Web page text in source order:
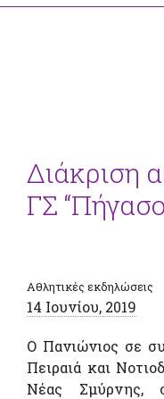
Διάκριση
ΓΣ
Αθλητικές εκδηλώσεις
14 Ιουνίου, 2019
Ο Πανιώνιος σε
Πειραιά και
Νέας Σμύρνης,